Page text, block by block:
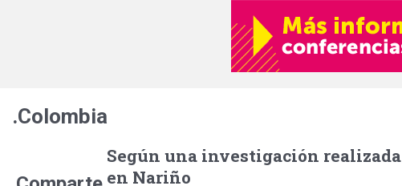
.Colombia
Según una investigación realizada
en Nariño